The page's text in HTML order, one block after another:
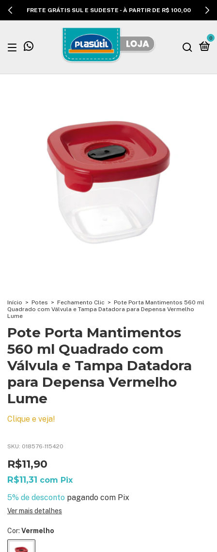
FRETE GRÁTIS SUL E SUDESTE - À PARTIR DE R$ 100,00
0
Início > Potes > Fechamento Clic > Pote Porta Mantimentos 560 ml
Quadrado com Válvula e Tampa Datadora para Depensa Vermelho
Lume
Pote Porta Mantimentos
560 ml Quadrado com
Válvula e Tampa Datadora
para Depensa Vermelho
Lume
Clique e veja!
SKU: 018576-115420
R$11,90
R$11,31 com Pix
5% de desconto pagando com Pix
Ver mais detalhes
Cor: Vermelho